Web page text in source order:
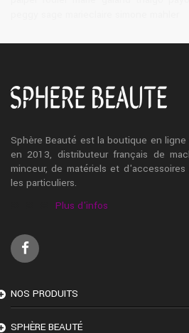
Sphère Beauté est la boutique en
en 2013, distributeur français de
minceur, de matériels et
les particuliers.
Plus d'infos
NOS PRODUITS
SPHÈRE BEAUTÉ